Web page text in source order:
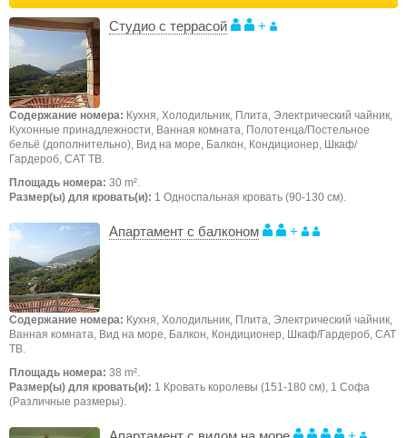
Студио с террасой +
Содержание номера: Кухня, Холодильник, Плита, Электрический чайник,
Кухонные принадлежности, Ванная комната, Полотенца/Постельное
бельё (дополнительно), Вид на море, Балкон, Кондиционер, Шкаф/
Гардероб, САТ ТВ.
Площадь номера: 30 m².
Размер(ы) для кровать(и): 1 Односпальная кровать (90-130 см).
Апартамент с балконом +
Содержание номера: Кухня, Холодильник, Плита, Электрический чайник,
Ванная комната, Вид на море, Балкон, Кондиционер, Шкаф/Гардероб, САТ
ТВ.
Площадь номера: 38 m².
Размер(ы) для кровать(и): 1 Кровать королевы (151-180 см), 1 Софа
(Различные размеры).